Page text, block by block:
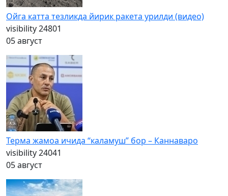
Ойга катта тезликда йирик ракета урилди (видео)
visibility24801
05 август
Терма жамоа ичида “каламуш” бор – Каннаваро
visibility24041
05 август